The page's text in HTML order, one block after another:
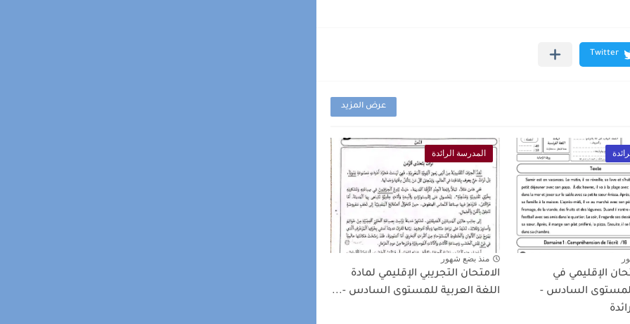
عرض المزيد
الإقليمي في
السادس -
المدرسة الرائدة
منذ بضع شهور
الامتحان التجريبي الإقليمي لمادة
اللغة العربية للمستوى السادس -...